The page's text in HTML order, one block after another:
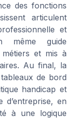
des fonctions
articulent
et
même guide
et mis à
Au final, la
de bord
handicap et
en
à une logique